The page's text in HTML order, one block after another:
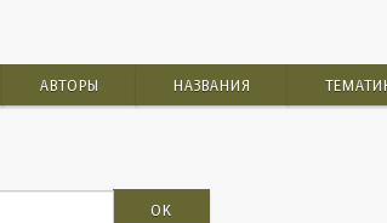
АВТОРЫ НАЗВАНИЯ
OK